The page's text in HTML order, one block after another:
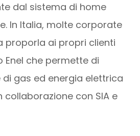
dal sistema di home
In Italia, molte corporate
proporla ai propri clienti
che permette di
gas ed energia elettrica
collaborazione con SIA e